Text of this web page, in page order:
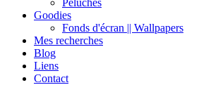
Goodies
Fonds d'écran || Wallpapers
Mes recherches
Blog
Liens
Contact